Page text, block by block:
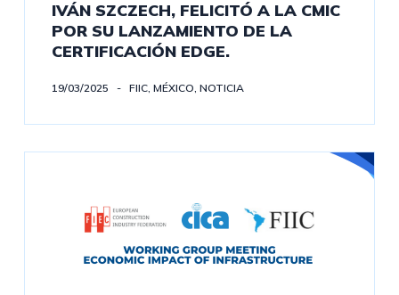
IVÁN SZCZECH, FELICITÓ A LA CMIC
POR SU LANZAMIENTO DE LA
CERTIFICACIÓN EDGE.
19/03/2025 FIIC, MÉXICO NOTICIA